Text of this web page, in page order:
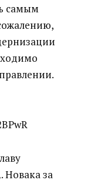
самым
Новака за